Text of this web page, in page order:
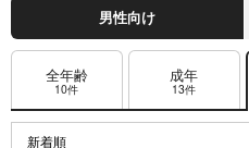
男性向け
全年齢
10件
成年
13件